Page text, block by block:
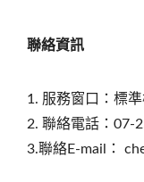
聯絡資訊
1. 服務窗口：標
2. 聯絡電話：07-
3.聯絡E-mail：